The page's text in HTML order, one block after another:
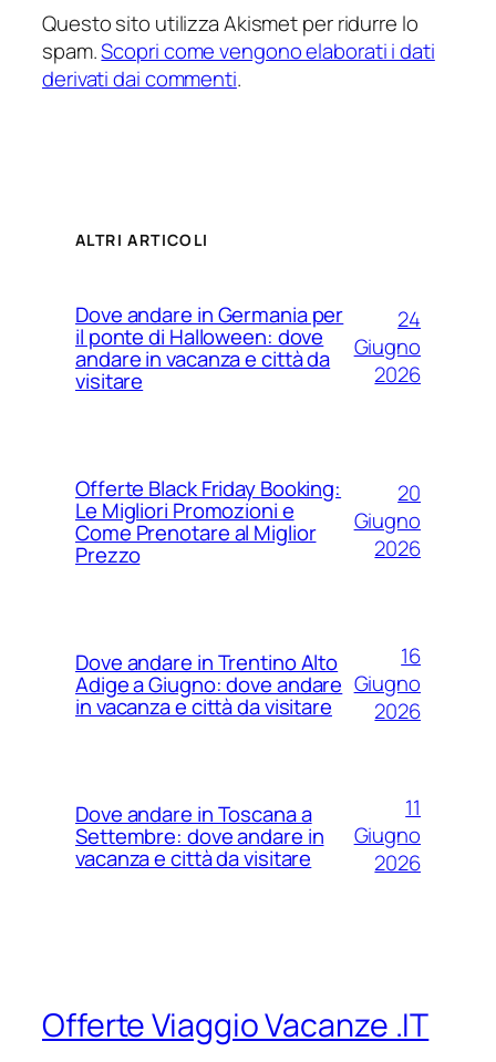
Questo sito utilizza Akismet per ridurre lo
spam.Scopri come vengono elaborati i dati
derivati dai commenti.
ALTRI ARTICOLI
Dove andare in Germania per
il ponte di Halloween: dove
andare in vacanza e città da
visitare
24
Giugno
2026
Offerte Black Friday Booking:
Le Migliori Promozioni e
Come Prenotare al Miglior
Prezzo
20
Giugno
2026
Dove andare in Trentino Alto
Adige a Giugno: dove andare
in vacanza e città da visitare
16
Giugno
2026
Dove andare in Toscana a
Settembre: dove andare in
vacanza e città da visitare
11
Giugno
2026
Offerte Viaggio Vacanze .IT